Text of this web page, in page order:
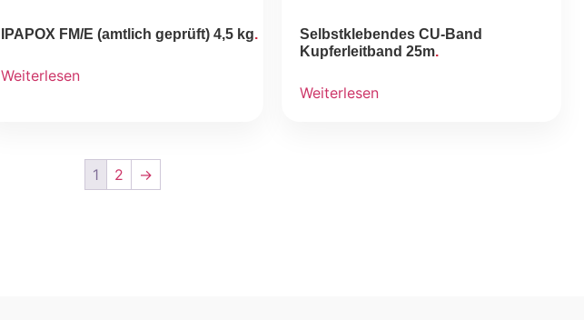
IPAPOX FM/E (amtlich geprüft) 4,5 kg
Weiterlesen
Selbstklebendes CU-Band
Kupferleitband 25m
Weiterlesen
1 2 →